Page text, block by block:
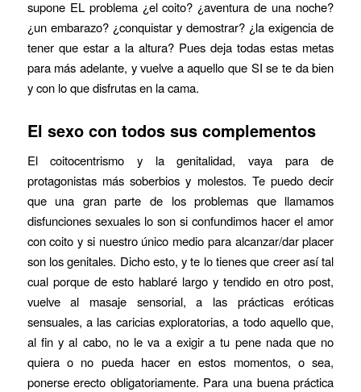
supone EL problema ¿el coito? ¿aventura de una noche?
¿un embarazo? ¿conquistar y demostrar? ¿la exigencia de
tener que estar a la altura? Pues deja todas estas metas
para más adelante, y vuelve a aquello que SI se te da bien
y con lo que disfrutas en la cama.
El sexo con todos sus complementos
El coitocentrismo y la genitalidad, vaya para de
protagonistas más soberbios y molestos. Te puedo decir
que una gran parte de los problemas que llamamos
disfunciones sexuales lo son si confundimos hacer el amor
con coito y si nuestro único medio para alcanzar/dar placer
son los genitales. Dicho esto, y te lo tienes que creer así tal
cual porque de esto hablaré largo y tendido en otro post,
vuelve al masaje sensorial, a las prácticas eróticas
sensuales, a las caricias exploratorias, a todo aquello que,
al fin y al cabo, no le va a exigir a tu pene nada que no
quiera o no pueda hacer en estos momentos, o sea,
ponerse erecto obligatoriamente. Para una buena práctica